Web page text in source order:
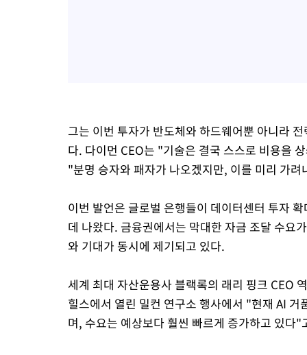
그는 이번 투자가 반도체와 하드웨어뿐 아니라
다. 다이먼 CEO는 "기술은 결국 스스로 비용을
"분명 승자와 패자가 나오겠지만, 이를 미리 가
이번 발언은 글로벌 은행들이 데이터센터 투자
데 나왔다. 금융권에서는 막대한 자금 조달 수요
와 기대가 동시에 제기되고 있다.
세계 최대 자산운용사 블랙록의 래리 핑크 CEO
힐스에서 열린 밀컨 연구소 행사에서 "현재 AI
며, 수요는 예상보다 훨씬 빠르게 증가하고 있다"